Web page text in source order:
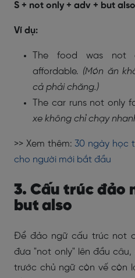
S + not only + adv + but
Ví dụ:
The food was not
affordable. (Món ăn
cả phải chăng.)
The car runs not only
xe không chỉ chạy
>> Xem thêm:30 ngày học
cho người mới bắt đầu
3. Cấu trúc đảo
but also
Để đảo ngữ cấu trúc not
đưa "not only" lên đầu
trước chủ ngữ còn vế còn